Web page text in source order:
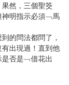
然，三個聖筊
明指示必須﹁馬
的問法都問了，
出現過！直到他
否是﹁借花出